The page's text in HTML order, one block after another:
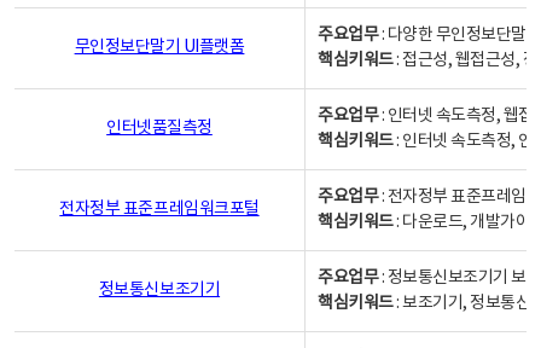
무인정보단말기 UI플랫폼
주요업무: 다양한 무인정보단말
핵심키워드: 접근성, 웹접근성,
인터넷품질측정
주요업무: 인터넷 속도측정, 웹접
핵심키워드: 인터넷 속도측정, 인
전자정부 표준프레임워크포털
주요업무: 전자정부 표준프레임
핵심키워드: 다운로드, 개발가이
정보통신보조기기
주요업무: 정보통신보조기기 보
핵심키워드: 보조기기, 정보통신